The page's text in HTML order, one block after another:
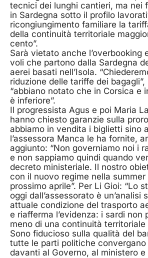
tecnici dei lunghi cantieri, ma nei
in Sardegna sotto il profilo
ricongiungimento familiare la
della continuità territoriale
cento”.
Sarà vietato anche l’overbooking
voli che partono dalla Sardegna
aerei basati nell’Isola.
riduzione delle tariffe dei
“abbiano notato che in Corsica e
è inferiore”.
Il progressista Agus e poi Maria
hanno chiesto garanzie sulla
abbiamo in vendita i biglietti sino
l’assessora Manca le ha fornite,
aggiunto: “Non governiamo noi i
e non sappiamo quindi quando
decreto ministeriale. Il nostro
con il nuovo regime nella
prossimo aprile”. Per Li Gioi: “Lo
oggi dall’assessorato è un’analisi
attuale condizione del trasporto
e riafferma l’evidenza: i sardi non
meno di una continuità
Sono fiducioso sulla qualità del
tutte le parti politiche
davanti al Governo, al ministero e